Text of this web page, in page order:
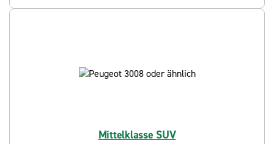
Mittelklasse SUV